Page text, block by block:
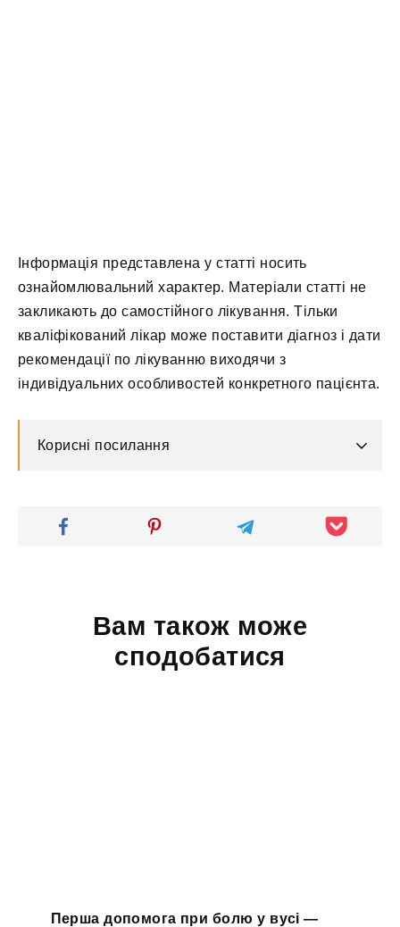
Інформація представлена у статті носить
ознайомлювальний характер. Матеріали статті не
закликають до самостійного лікування. Тільки
кваліфікований лікар може поставити діагноз і дати
рекомендації по лікуванню виходячи з
індивідуальних особливостей конкретного пацієнта.
Корисні посилання
Вам також може
сподобатися
Перша допомога при болю у вусі —